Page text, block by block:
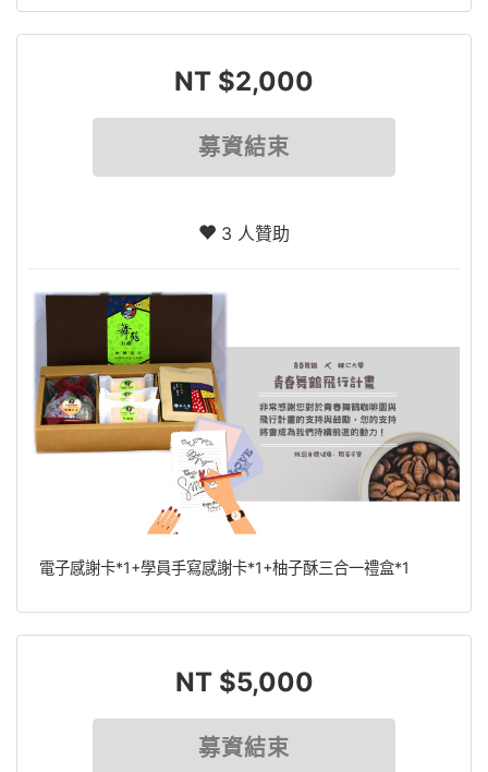
NT $2,000
募資結束
3 人贊助
電子感謝卡*1+學員手寫感謝卡*1+柚子酥三合一禮盒*1
NT $5,000
募資結束